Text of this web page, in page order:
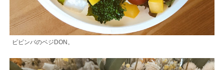
ビビンバのベジDON。